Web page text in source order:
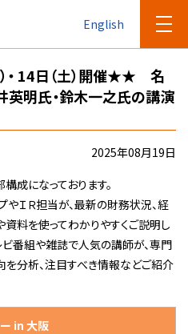
English
14日（土）開催★★ 名
英明氏・鈴木一之氏の講演
2025年08月19日
成になっております。
ＩＲ担当が、最新の財務状況、経
料を使ってわかりやすくご説明し
ビ番組や雑誌で人気の講師が、専門
分析、注目すべき情報などご紹介
in 大阪